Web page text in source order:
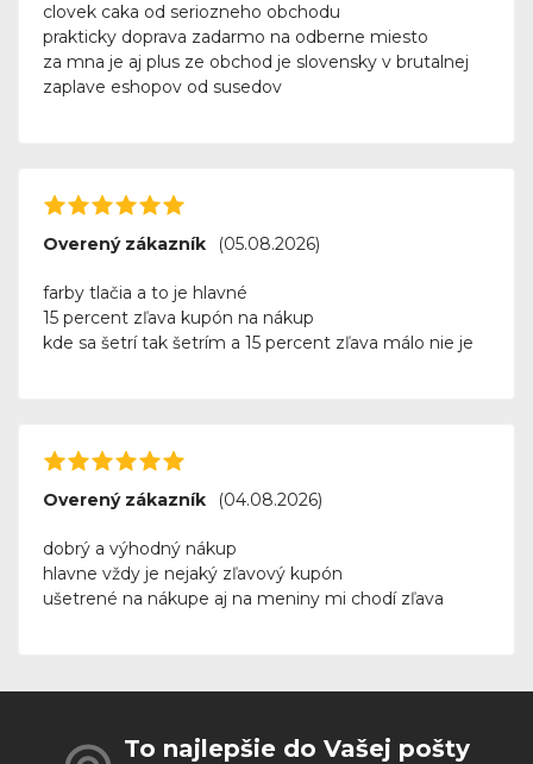
clovek caka od seriozneho obchodu
prakticky doprava zadarmo na odberne miesto
za mna je aj plus ze obchod je slovensky v brutalnej
zaplave eshopov od susedov
Overený zákazník (05.08.2026)
farby tlačia a to je hlavné
15 percent zľava kupón na nákup
kde sa šetrí tak šetrím a 15 percent zľava málo nie je
Overený zákazník (04.08.2026)
dobrý a výhodný nákup
hlavne vždy je nejaký zľavový kupón
ušetrené na nákupe aj na meniny mi chodí zľava
To najlepšie do Vašej pošty